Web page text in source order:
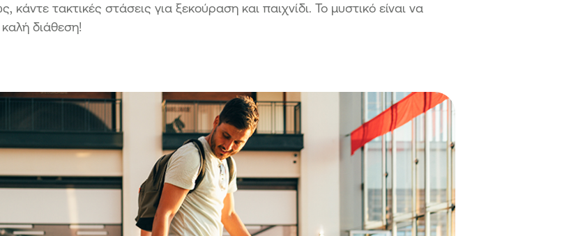
κάντε τακτικές στάσεις για ξεκούραση και παιχνίδι. Το μυστικό είναι να
διάθεση!